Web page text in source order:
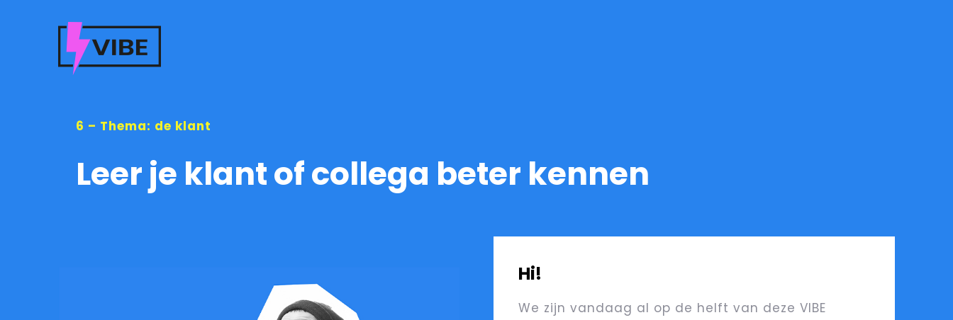
6 – Thema: de klant
Leer je klant of collega beter kennen
Hi!
We zijn vandaag al op de helft van deze VIBE